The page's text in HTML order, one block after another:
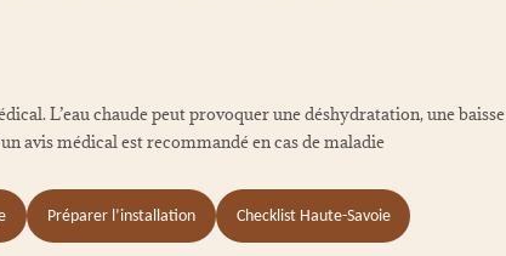
L’eau chaude peut provoquer une déshydratation, une baisse
avis médical est recommandé en cas de maladie
Préparer l’installation Checklist Haute-Savoie